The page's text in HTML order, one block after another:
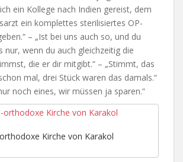
ein Kollege nach Indien gereist, dem
ein komplettes sterilisiertes OP-
– „Ist bei uns auch so, und du
nur, wenn du auch gleichzeitig die
die er dir mitgibt.“ – „Stimmt, das
mal, drei Stück waren das damals.“
noch eines, wir müssen ja sparen.“
Kirche von Karakol